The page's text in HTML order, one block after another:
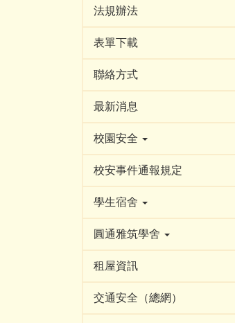
法規辦法
表單下載
聯絡方式
最新消息
校園安全
校安事件通報規定
學生宿舍
圓通雅筑學舍
租屋資訊
交通安全（總網）